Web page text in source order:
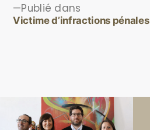
Publié dans
Victime d’infractions pénales